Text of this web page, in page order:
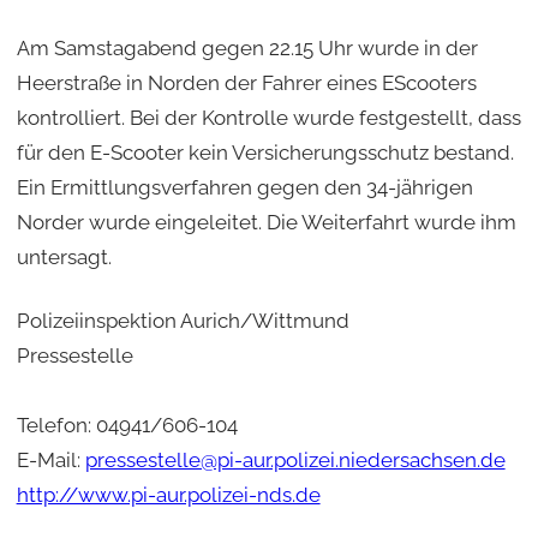
Am Samstagabend gegen 22.15 Uhr wurde in der
Heerstraße in Norden der Fahrer eines EScooters
kontrolliert. Bei der Kontrolle wurde festgestellt, dass
für den E-Scooter kein Versicherungsschutz bestand.
Ein Ermittlungsverfahren gegen den 34-jährigen
Norder wurde eingeleitet. Die Weiterfahrt wurde ihm
untersagt.
Polizeiinspektion Aurich/Wittmund
Pressestelle
Telefon: 04941/606-104
E-Mail: pressestelle@pi-aur.polizei.niedersachsen.de
http://www.pi-aur.polizei-nds.de